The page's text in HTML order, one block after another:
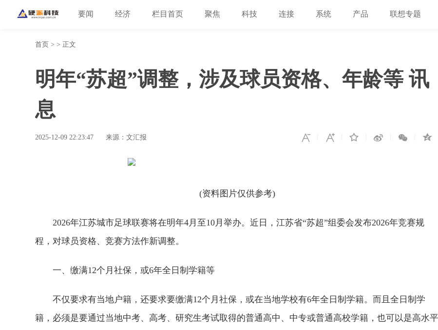
要闻 经济 栏目首页 聚焦 科技 连接 系统 产品 联想专题
首页 > > 正文
明年“苏超”调整，涉及球员资格、年龄等 讯
息
2025-12-09 22:23:47 来源：文汇报
(资料图片仅供参考)
2026年江苏城市足球联赛将在明年4月至10月举办。近日，江苏省“苏超”组委会发布2026年竞赛规
程，对球员资格、竞赛方法作新调整。
一、缴满12个月社保，或6年全日制学籍等
不仅要求有当地户籍，还要求要缴满12个月社保，或在当地学校有6年全日制学籍。而且全日制学
籍，必须是要通过当地中考、高考、研究生考试取得的普通高中、中专或普通高校学籍，也可以是高水平